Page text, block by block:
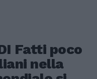
Fatti poco
nella